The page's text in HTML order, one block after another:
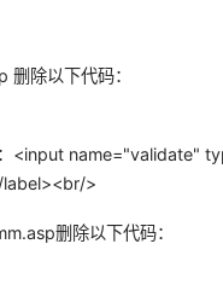
除以下代码：
<input name="validate"
>
删除以下代码：